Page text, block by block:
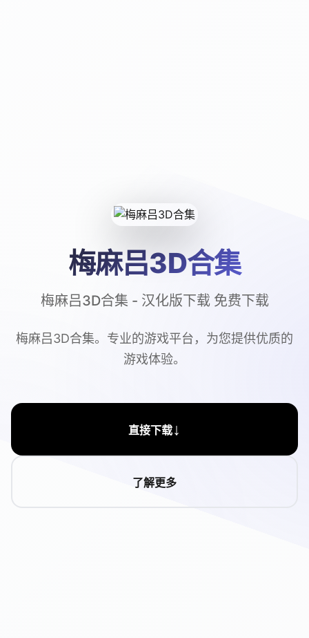
梅麻吕3D合集
梅麻吕3D合集 - 汉化版下载 免费下载
梅麻吕3D合集。专业的游戏平台，为您提供优质的
游戏体验。
直接下载↓
了解更多